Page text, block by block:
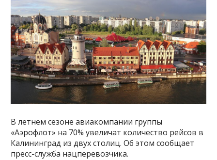
В летнем сезоне авиакомпании группы
«Аэрофлот» на 70% увеличат количество рейсов в
Калининград из двух столиц. Об этом сообщает
пресс-служба нацперевозчика.